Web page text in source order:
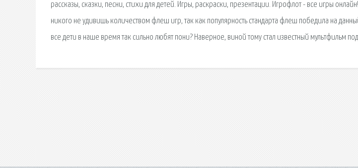
рассказы, сказки, песни, стихи для детей. Игры, раскраски, презентации. Игрофлот - все игры
никого не удивишь количеством флеш игр, так как популярность стандарта флеш победила на
все дети в наше время так сильно любят пони? Наверное, виной тому стал известный мультфильм